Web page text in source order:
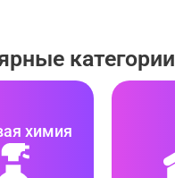
категории
химия